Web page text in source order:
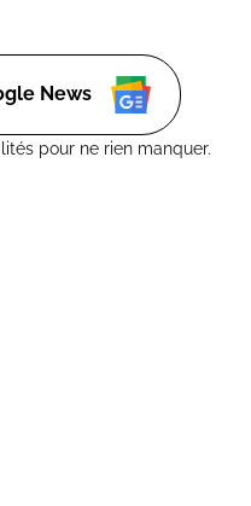
News
pour ne rien manquer.